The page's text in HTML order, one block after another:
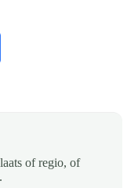
of regio, of